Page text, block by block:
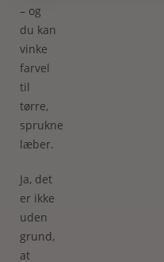
– og
du kan
vinke
farvel
til
tørre,
sprukne
læber.
Ja, det
er ikke
uden
grund,
at